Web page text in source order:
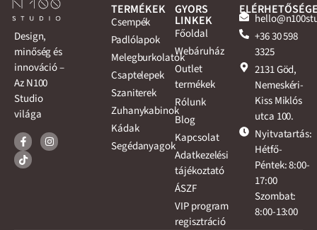
Design,
minőség és
innováció –
Az N100
Studio
világa
TERMÉKEK
Csempék
Padlólapok
Melegburkolatok
Csaptelepek
Szaniterek
Zuhanykabinok
Kádak
Segédanyagok
GYORS
LINKEK
Főoldal
Webáruház
Outlet
termékek
Rólunk
Blog
Kapcsolat
Adatkezelési
tájékoztató
ÁSZF
VIP program
regisztráció
+36 30 598
3325
2131 Göd,
Nemeskéri-
Kiss Miklós
utca 100.
Nyitvatartás:
Hétfő-
Péntek: 8:00-
17:00
Szombat:
8:00-13:00